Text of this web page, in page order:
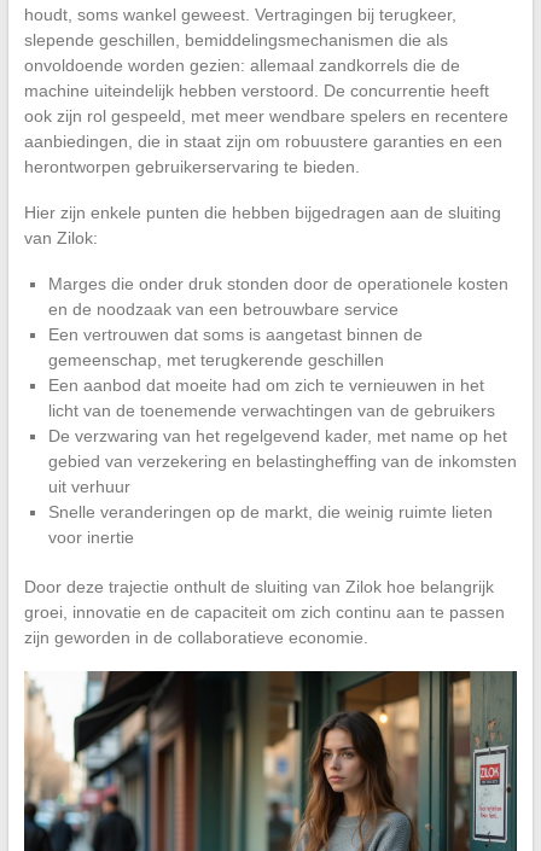
houdt, soms wankel geweest. Vertragingen bij terugkeer,
slepende geschillen, bemiddelingsmechanismen die als
onvoldoende worden gezien: allemaal zandkorrels die de
machine uiteindelijk hebben verstoord. De concurrentie heeft
ook zijn rol gespeeld, met meer wendbare spelers en recentere
aanbiedingen, die in staat zijn om robuustere garanties en een
herontworpen gebruikerservaring te bieden.
Hier zijn enkele punten die hebben bijgedragen aan de sluiting
van Zilok:
Marges die onder druk stonden door de operationele kosten
en de noodzaak van een betrouwbare service
Een vertrouwen dat soms is aangetast binnen de
gemeenschap, met terugkerende geschillen
Een aanbod dat moeite had om zich te vernieuwen in het
licht van de toenemende verwachtingen van de gebruikers
De verzwaring van het regelgevend kader, met name op het
gebied van verzekering en belastingheffing van de inkomsten
uit verhuur
Snelle veranderingen op de markt, die weinig ruimte lieten
voor inertie
Door deze trajectie onthult de sluiting van Zilok hoe belangrijk
groei, innovatie en de capaciteit om zich continu aan te passen
zijn geworden in de collaboratieve economie.